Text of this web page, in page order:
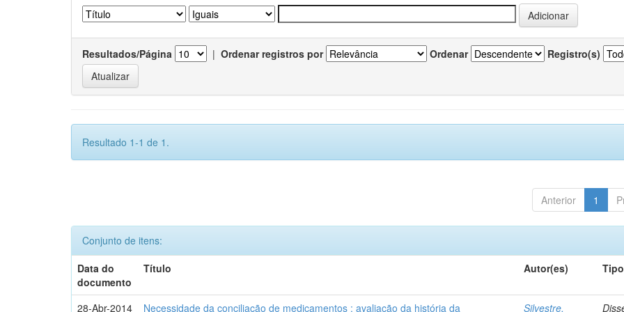
Resultados/Página | Ordenar registros por Ordenar Registro(s)
Resultado 1-1 de 1.
Anterior 1
Conjunto de itens:
Data do
documento
Título Autor(es) Tipo
28-Abr-2014 Necessidade da conciliação de medicamentos : avaliação da história da Silvestre,